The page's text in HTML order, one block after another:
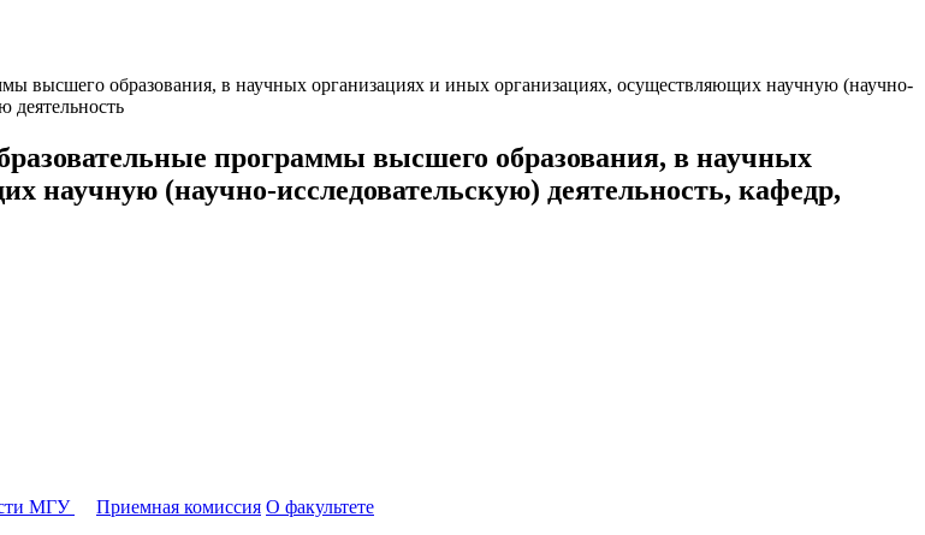
высшего образования, в научных организациях и иных организациях, осуществляющих научную (научно-
деятельность
программы высшего образования, в научных
научную (научно-исследовательскую) деятельность, кафедр,
МГУ Приемная комиссия О факультете